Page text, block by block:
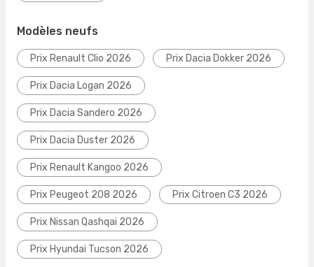
Modèles neufs
Prix Renault Clio 2026 Prix Dacia Dokker 2026
Prix Dacia Logan 2026
Prix Dacia Sandero 2026
Prix Dacia Duster 2026
Prix Renault Kangoo 2026
Prix Peugeot 208 2026 Prix Citroen C3 2026
Prix Nissan Qashqai 2026
Prix Hyundai Tucson 2026